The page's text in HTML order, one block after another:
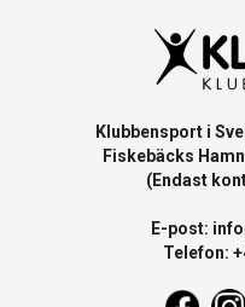
Klubbensport i
Fiskebäcks Hamn
(Endast
E-post:
Telefon: